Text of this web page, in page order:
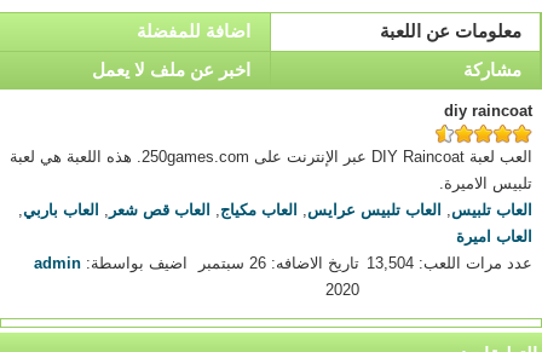
معلومات عن اللعبة
اضافة للمفضلة
مشاركة
اخبر عن ملف لا يعمل
diy raincoat
العب لعبة DIY Raincoat عبر الإنترنت على 250games.com. هذه اللعبة هي لعبة
تلبيس الاميرة.
العاب تلبيس, العاب تلبيس عرايس, العاب مكياج, العاب قص شعر , العاب باربي,
العاب اميرة
عدد مرات اللعب: 13,504
تاريخ الاضافه: 26 سبتمبر
2020
اضيف بواسطة:admin